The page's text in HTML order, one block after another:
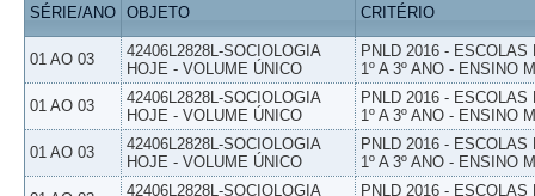
SÉRIE/ANO OBJETO CRITÉRIO
01 AO 03
42406L2828L-SOCIOLOGIA
HOJE - VOLUME ÚNICO
PNLD 2016 -
1º A 3º ANO - ENSINO
01 AO 03
42406L2828L-SOCIOLOGIA
HOJE - VOLUME ÚNICO
PNLD 2016 -
1º A 3º ANO - ENSINO
01 AO 03
42406L2828L-SOCIOLOGIA
HOJE - VOLUME ÚNICO
PNLD 2016 -
1º A 3º ANO - ENSINO
42406L2828L-SOCIOLOGIA
PNLD 2016 -